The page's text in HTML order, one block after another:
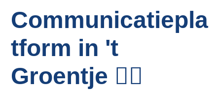
n
a
v
a
Communicatiepla
tform in 't
Groentje ✍🏻